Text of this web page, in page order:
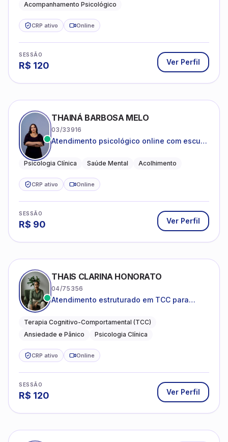
Acompanhamento Psicológico
CRP ativo Online
SESSÃO
R$ 120 Ver Perfil
THAINÁ BARBOSA MELO
03/33916
Atendimento psicológico online com escuta
emocional
Psicologia Clínica Saúde Mental Acolhimento
CRP ativo Online
SESSÃO
R$ 90 Ver Perfil
THAIS CLARINA HONORATO
04/75356
Atendimento estruturado em TCC para
excessiva
Terapia Cognitivo-Comportamental (TCC)
Ansiedade e Pânico
Psicologia Clínica
CRP ativo Online
SESSÃO
R$ 120 Ver Perfil